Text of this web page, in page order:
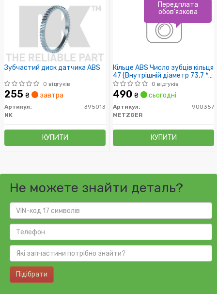
Зубчастий диск датчика ABS
0 відгуків
255 ₴ завтра
Артикул:
395013
NK
КУПИТИ
Кільце ABS Число зубців кільця
47 (Внутрішній діаметр 73,7 *
8,3)
0 відгуків
490 ₴ сьогодні
Артикул:
900357
METZGER
КУПИТИ
Передплата
обов'язкова
Не можете знайти деталь?
Підібрати